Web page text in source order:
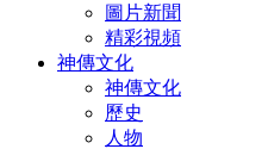
圖片新聞
精彩視頻
神傳文化
神傳文化
歷史
人物